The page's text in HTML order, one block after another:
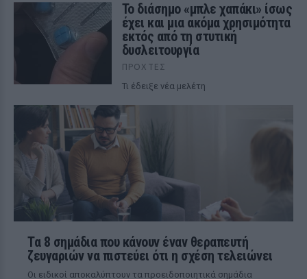
Το διάσημο «μπλε χαπάκι» ίσως
έχει και μια ακόμα χρησιμότητα
εκτός από τη στυτική
δυσλειτουργία
ΠΡΟΧΤΈΣ
Τι έδειξε νέα μελέτη
Τα 8 σημάδια που κάνουν έναν θεραπευτή
ζευγαριών να πιστεύει ότι η σχέση τελειώνει
Οι ειδικοί αποκαλύπτουν τα προειδοποιητικά σημάδια